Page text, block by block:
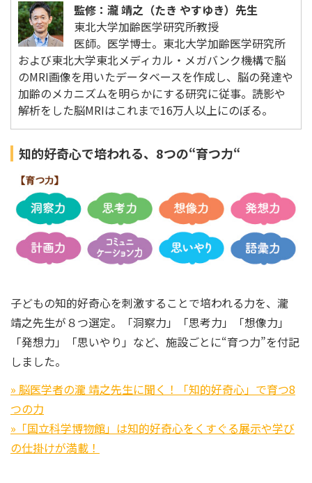
監修：瀧 靖之（たき やすゆき）先生
東北大学加齢医学研究所教授
医師。医学博士。東北大学加齢医学研究所
および東北大学東北メディカル・メガバンク機構で脳
のMRI画像を用いたデータベースを作成し、脳の発達や
加齢のメカニズムを明らかにする研究に従事。読影や
解析をした脳MRIはこれまで16万人以上にのぼる。
知的好奇心で培われる、8つの“育つ力“
子どもの知的好奇心を刺激することで培われる力を、瀧
靖之先生が８つ選定。「洞察力」「思考力」「想像力」
「発想力」「思いやり」など、施設ごとに“育つ力”を付記
しました。
» 脳医学者の瀧 靖之先生に聞く！「知的好奇心」で育つ8
つの力
»「国立科学博物館」は知的好奇心をくすぐる展示や学び
の仕掛けが満載！